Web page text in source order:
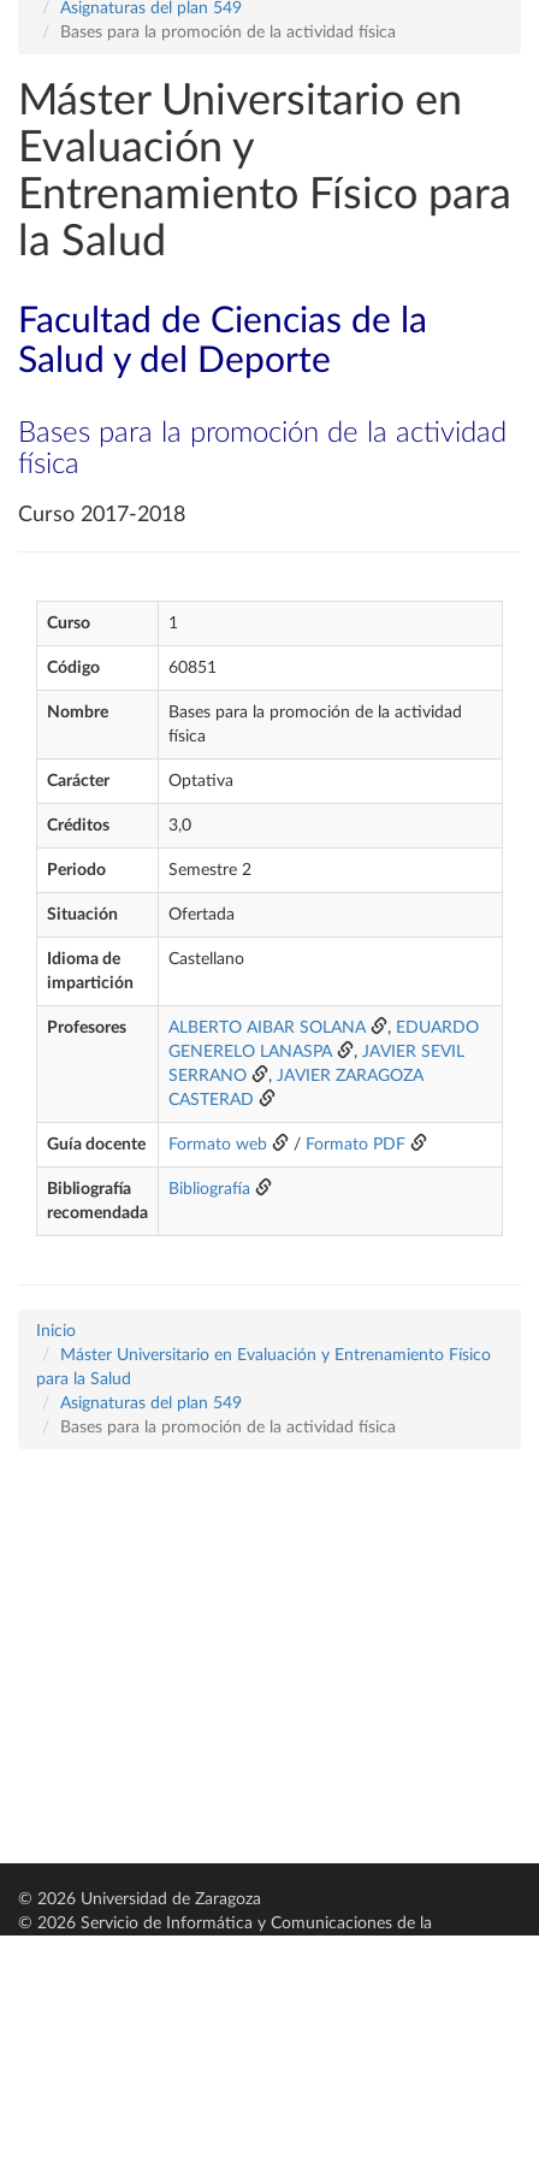
Asignaturas del plan 549
Bases para la promoción de la actividad física
Máster Universitario en
Evaluación y
Entrenamiento Físico para
la Salud
Facultad de Ciencias de la
Salud y del Deporte
Bases para la promoción de la actividad
física
Curso 2017-2018
Curso 1
Código 60851
Nombre
Bases para la promoción de la actividad
física
Carácter Optativa
Créditos 3,0
Periodo Semestre 2
Situación Ofertada
Idioma de
impartición
Castellano
Profesores ALBERTO AIBAR SOLANA , EDUARDO
GENERELO LANASPA
, JAVIER SEVIL
SERRANO
, JAVIER ZARAGOZA
CASTERAD
Guía docente Formato web / Formato PDF
Bibliografía
recomendada
Bibliografía
Inicio
Máster Universitario en Evaluación y Entrenamiento Físico
para la Salud
Asignaturas del plan 549
Bases para la promoción de la actividad física
© 2026 Universidad de Zaragoza
© 2026 Servicio de Informática y Comunicaciones de la